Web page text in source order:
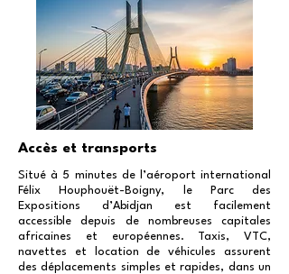
Accès et transports
Situé à 5 minutes de l’aéroport international
Félix Houphouët-Boigny, le Parc des
Expositions d’Abidjan est facilement
accessible depuis de nombreuses capitales
africaines et européennes. Taxis, VTC,
navettes et location de véhicules assurent
des déplacements simples et rapides, dans un